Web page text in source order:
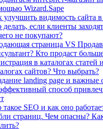
Wizard.Sape
улучшить видимость сайта
делать, если клиенты
не покупают?
страница VS
Кто продаст
в каталогах статей
сайтов? Что выбрать?
landing page и важные
способ
такое SEO и как оно
страниц. Чем опасны?